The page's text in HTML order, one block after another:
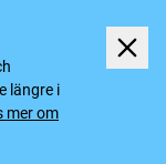
längre i
mer om